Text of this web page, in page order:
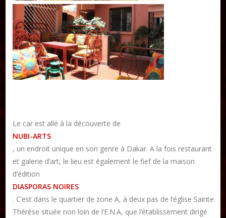
AUTEURS
Publier un article
DON
Formation en Édition Numérique
Le car est allé à la découverte de
NUBI-ARTS
, un endroit unique en son genre à Dakar. A la fois restaurant
et galerie d’art, le lieu est également le fief de la maison
d’édition
DIASPORAS NOIRES
. C’est dans le quartier de zone A, à deux pas de l’église Sainte
Thérèse située non loin de l’E.N.A, que l’établissement dirigé